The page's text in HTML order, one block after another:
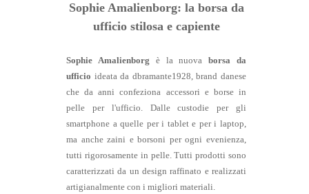
Sophie Amalienborg: la borsa da
ufficio stilosa e capiente
Sophie Amalienborg è la nuovaborsa da
ufficio ideata da dbramante1928, brand danese
che da anni confeziona accessori e borse in
pelle per l'ufficio. Dalle custodie per gli
smartphone a quelle per i tablet e per i laptop,
ma anche zaini e borsoni per ogni evenienza,
tutti rigorosamente in pelle. Tutti prodotti sono
caratterizzati da un design raffinato e realizzati
artigianalmente con i migliori materiali.